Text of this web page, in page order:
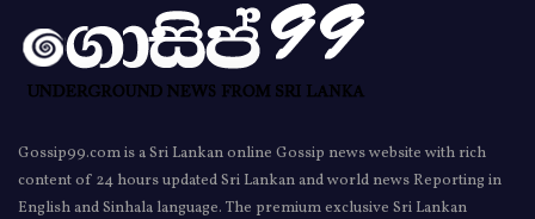
Gossip99.com is a Sri Lankan online Gossip news website with rich
content of 24 hours updated Sri Lankan and world news Reporting in
English and Sinhala language. The premium exclusive Sri Lankan